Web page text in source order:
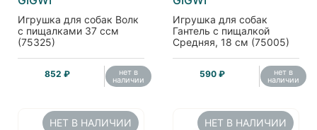
Игрушка для собак Волк
с пищалками 37 ссм
(75325)
852 ₽ нет в
наличии
Игрушка для собак
Гантель с пищалкой
Средняя, 18 см (75005)
590 ₽ нет в
наличии
НЕТ В НАЛИЧИИ НЕТ В НАЛИЧИИ